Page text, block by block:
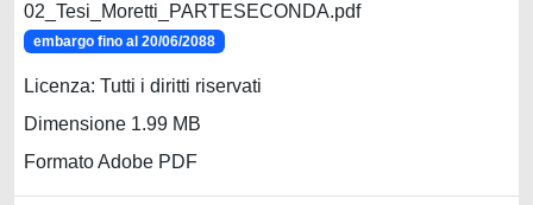
02_Tesi_Moretti_PARTESECONDA.pdf
embargo fino al 20/06/2088
Licenza: Tutti i diritti riservati
Dimensione 1.99 MB
Formato Adobe PDF